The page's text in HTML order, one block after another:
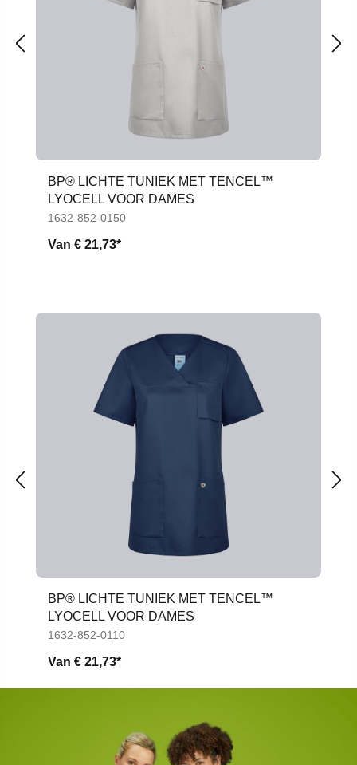
BP® LICHTE TUNIEK MET TENCEL™
LYOCELL VOOR DAMES
1632-852-0150
Van € 21,73*
BP® LICHTE TUNIEK MET TENCEL™
LYOCELL VOOR DAMES
1632-852-0110
Van € 21,73*